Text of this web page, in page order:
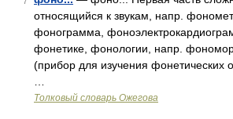
относящийся к звукам, напр.
фонограмма,
фонетике, фонологии, напр.
(прибор для изучения фонетических
Толковый словарь Ожегова